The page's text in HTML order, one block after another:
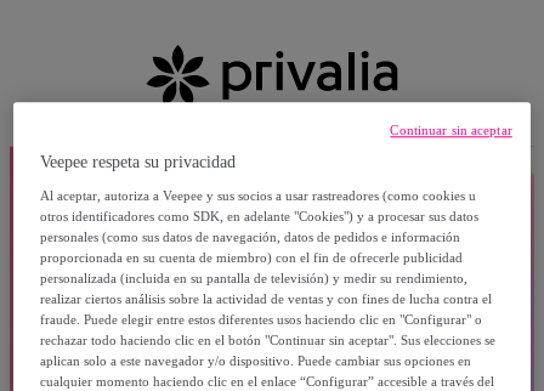
Veepee respeta su privacidad
Al aceptar, autoriza a Veepee y sus socios a usar rastreadores (como cookies u
otros identificadores como SDK, en adelante "Cookies") y a procesar sus datos
personales (como sus datos de navegación, datos de pedidos e información
proporcionada en su cuenta de miembro) con el fin de ofrecerle publicidad
personalizada (incluida en su pantalla de televisión) y medir su rendimiento,
realizar ciertos análisis sobre la actividad de ventas y con fines de lucha contra el
fraude. Puede elegir entre estos diferentes usos haciendo clic en "Configurar" o
rechazar todo haciendo clic en el botón "Continuar sin aceptar". Sus elecciones se
aplican solo a este navegador y/o dispositivo. Puede cambiar sus opciones en
cualquier momento haciendo clic en el enlace “Configurar” accesible a través del
Continuar sin aceptar